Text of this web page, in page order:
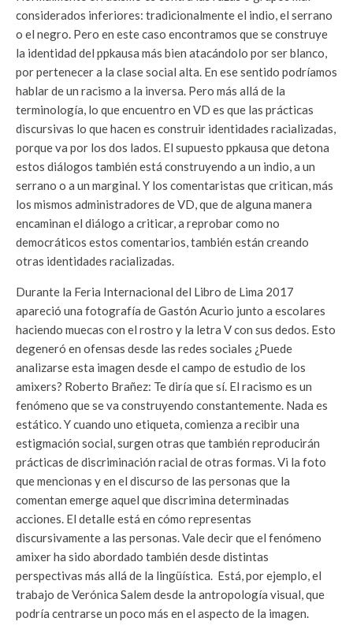
considerados inferiores: tradicionalmente el indio, el serrano
o el negro. Pero en este caso encontramos que se construye
la identidad del ppkausa más bien atacándolo por ser blanco,
por pertenecer a la clase social alta. En ese sentido podríamos
hablar de un racismo a la inversa. Pero más allá de la
terminología, lo que encuentro en VD es que las prácticas
discursivas lo que hacen es construir identidades racializadas,
porque va por los dos lados. El supuesto ppkausa que detona
estos diálogos también está construyendo a un indio, a un
serrano o a un marginal. Y los comentaristas que critican, más
los mismos administradores de VD, que de alguna manera
encaminan el diálogo a criticar, a reprobar como no
democráticos estos comentarios, también están creando
otras identidades racializadas.
Durante la Feria Internacional del Libro de Lima 2017
apareció una fotografía de Gastón Acurio junto a escolares
haciendo muecas con el rostro y la letra V con sus dedos. Esto
degeneró en ofensas desde las redes sociales ¿Puede
analizarse esta imagen desde el campo de estudio de los
amixers? Roberto Brañez: Te diría que sí. El racismo es un
fenómeno que se va construyendo constantemente. Nada es
estático. Y cuando uno etiqueta, comienza a recibir una
estigmación social, surgen otras que también reproducirán
prácticas de discriminación racial de otras formas. Vi la foto
que mencionas y en el discurso de las personas que la
comentan emerge aquel que discrimina determinadas
acciones. El detalle está en cómo representas
discursivamente a las personas. Vale decir que el fenómeno
amixer ha sido abordado también desde distintas
perspectivas más allá de la lingüística. Está, por ejemplo, el
trabajo de Verónica Salem desde la antropología visual, que
podría centrarse un poco más en el aspecto de la imagen.